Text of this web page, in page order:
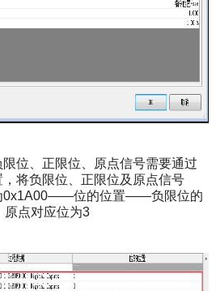
位、正限位、原点信号需要通过
将负限位、正限位及原点信号
位的位置——负限位的
原点对应位为3